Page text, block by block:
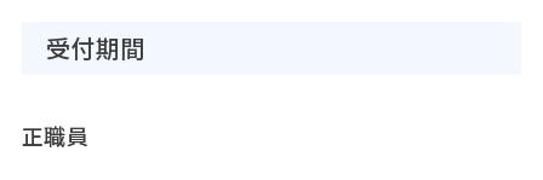
受付期間
正職員